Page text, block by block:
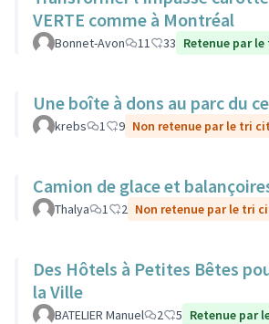
VERTE comme à Montréal
Bonnet-Avon 11 33 Retenue par
Une boîte à dons au parc du
krebs 1 9 Non retenue par le tri
Camion de glace et
Thalya 1 2 Non retenue par le tri
Des Hôtels à Petites Bêtes
la Ville
BATELIER Manuel 2 5 Retenue par